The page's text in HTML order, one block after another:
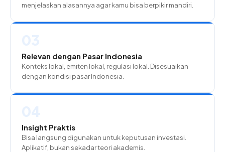
menjelaskan alasannya agar kamu bisa berpikir mandiri.
Relevan dengan Pasar Indonesia
Konteks lokal, emiten lokal, regulasi lokal. Disesuaikan
dengan kondisi pasar Indonesia.
Insight Praktis
Bisa langsung digunakan untuk keputusan investasi.
Aplikatif, bukan sekadar teori akademis.